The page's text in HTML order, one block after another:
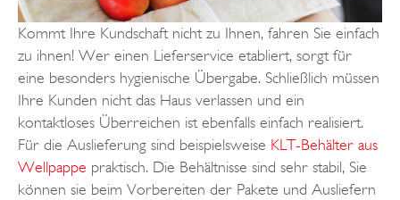
Kommt Ihre Kundschaft nicht zu Ihnen, fahren Sie einfach
zu ihnen! Wer einen Lieferservice etabliert, sorgt für
eine besonders hygienische Übergabe. Schließlich müssen
Ihre Kunden nicht das Haus verlassen und ein
kontaktloses Überreichen ist ebenfalls einfach realisiert.
Für die Auslieferung sind beispielsweise KLT-Behälter aus
Wellpappe praktisch. Die Behältnisse sind sehr stabil, Sie
können sie beim Vorbereiten der Pakete und Ausliefern